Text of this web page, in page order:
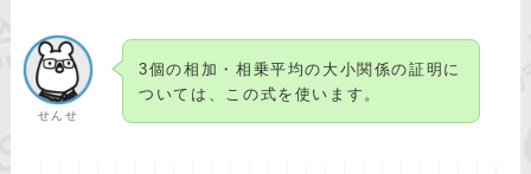
せんせ
3個の相加・相乗平均の大小関係の証明に
ついては、この式を使います。